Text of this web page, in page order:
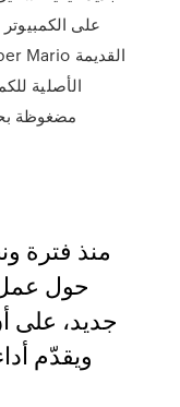
الأصلية
مضغوظة
منذ فترة
حول
جديد، على
ويقدّم